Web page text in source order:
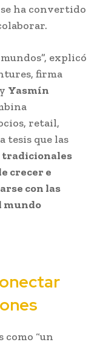
ha convertido
explicó
firma
y Yasmín
retail,
tesis que las
tradicionales
crecer e
con las
mundo
como “un